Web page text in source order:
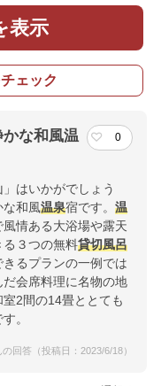
表示
ェック
な和風温
0
はいかがでしょう
な和風温泉宿です。 温
情ある大浴場や露天
３つの無料貸切風呂
るプランの一例では
会席料理に名物の地
2間の14畳ととても
。
回答（投稿日：2023/6/18）